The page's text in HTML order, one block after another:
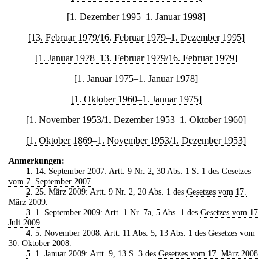
[1. Dezember 1995–1. Januar 1998]
[13. Februar 1979/16. Februar 1979–1. Dezember 1995]
[1. Januar 1978–13. Februar 1979/16. Februar 1979]
[1. Januar 1975–1. Januar 1978]
[1. Oktober 1960–1. Januar 1975]
[1. November 1953/1. Dezember 1953–1. Oktober 1960]
[1. Oktober 1869–1. November 1953/1. Dezember 1953]
Anmerkungen:
1
. 14. September 2007: Artt. 9 Nr. 2, 30 Abs. 1 S. 1 des Gesetzes
vom 7. September 2007
2. 25. März 2009: Artt. 9 Nr. 2, 20 Abs. 1 des Gesetzes vom 17.
März 2009
3. 1. September 2009: Artt. 1 Nr. 7a, 5 Abs. 1 des Gesetzes vom 17.
Juli 2009
4. 5. November 2008: Artt. 11 Abs. 5, 13 Abs. 1 des Gesetzes vom
30. Oktober 2008
5. 1. Januar 2009: Artt. 9, 13 S. 3 des Gesetzes vom 17. März 2008.